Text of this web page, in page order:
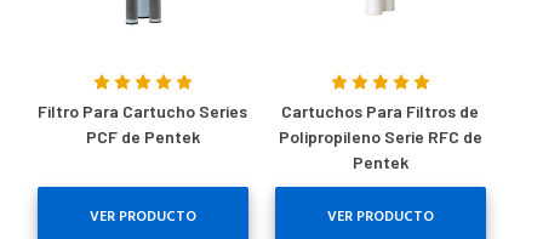
Filtro Para Cartucho Series
PCF de Pentek
VER PRODUCTO
Cartuchos Para Filtros de
Polipropileno Serie RFC de
Pentek
VER PRODUCTO